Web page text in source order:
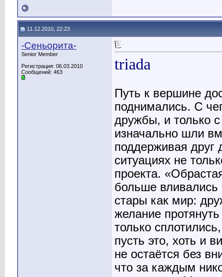
11.12.2010, 22:23
-Сеньорита-
Senior Member
Регистрация: 06.03.2010
Сообщений: 463
triada
Путь к вершине
поднимались. С
дружбы, и только
изначально шли
поддерживая друг
ситуациях не
проекта.
больше
стары как мир:
желание
только
пусть это, хоть и
не остаётся без
что за каждым